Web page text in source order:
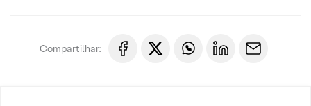
Compartilhar: